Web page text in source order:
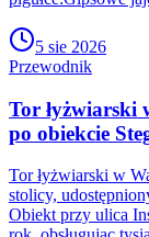
5 sie 2026
Przewodnik
Tor łyżwiarski
po obiekcie
Tor łyżwiarski w
stolicy,
Obiekt przy ulica